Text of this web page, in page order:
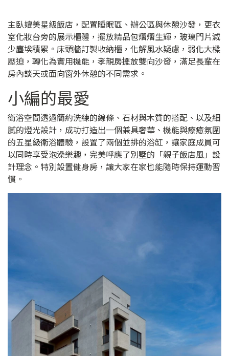
主臥媲美星級飯店，配置睡眠區、辦公區與休憩沙發，更衣
室化妝台旁的展示櫃體，擺放精品包熠熠生輝，玻璃門片減
少塵埃積累。床頭牆訂製收納櫃，化解風水疑慮，弱化大樑
壓迫，轉化為實用機能，孝親房擺放雙向沙發，滿足長輩在
房內談天或面向窗外休憩的不同需求。
小編的最愛
衛浴空間透過簡約洗練的線條、石材與木質的搭配、以及細
膩的燈光設計，成功打造出一個兼具奢華、機能與療癒氛圍
的五星級衛浴體驗，設置了兩個並排的浴缸，讓家庭成員可
以同時享受泡澡樂趣，完美呼應了別墅的「親子飯店風」設
計理念。特別設置健身房，讓大家在家也能隨時保持運動習
慣。